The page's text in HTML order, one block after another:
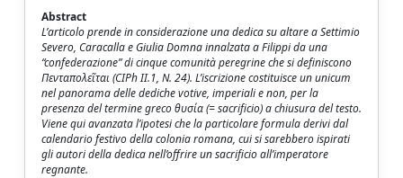
Abstract
L’articolo prende in considerazione una dedica su altare a Settimio
Severo, Caracalla e Giulia Domna innalzata a Filippi da una
“confederazione” di cinque comunità peregrine che si definiscono
Πενταπολεῖται (CIPh II.1, N. 24). L’iscrizione costituisce un unicum
nel panorama delle dediche votive, imperiali e non, per la
presenza del termine greco θυσία (= sacrificio) a chiusura del testo.
Viene qui avanzata l’ipotesi che la particolare formula derivi dal
calendario festivo della colonia romana, cui si sarebbero ispirati
gli autori della dedica nell’offrire un sacrificio all’imperatore
regnante.